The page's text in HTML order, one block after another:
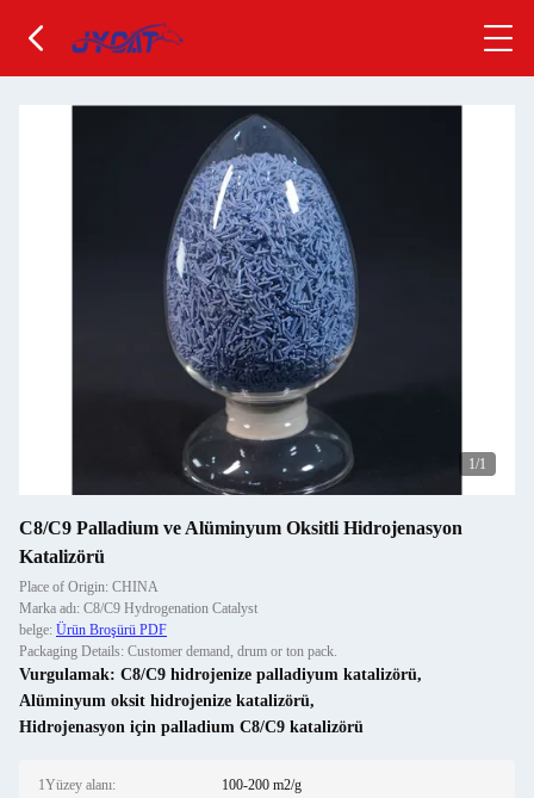
1/1
C8/C9 Palladium ve Alüminyum Oksitli Hidrojenasyon
Katalizörü
Place of Origin: CHINA
Marka adı: C8/C9 Hydrogenation Catalyst
belge: Ürün Broşürü PDF
Packaging Details: Customer demand, drum or ton pack.
Vurgulamak: C8/C9 hidrojenize palladiyum katalizörü,
Alüminyum oksit hidrojenize katalizörü,
Hidrojenasyon için palladium C8/C9 katalizörü
1Yüzey alanı: 100-200 m2/g